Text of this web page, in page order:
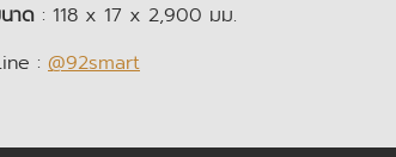
าด : 118 x 17 x 2,900 มม.
: @92smart